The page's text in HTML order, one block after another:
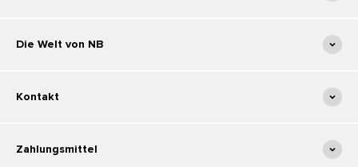
Die Welt von NB
Kontakt
Zahlungsmittel